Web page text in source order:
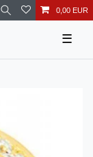
0,00 EUR
☰